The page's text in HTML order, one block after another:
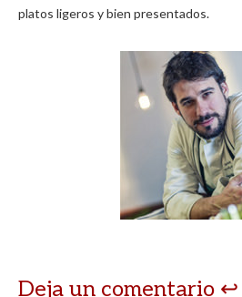
platos ligeros y bien presentados.
Deja un comentario